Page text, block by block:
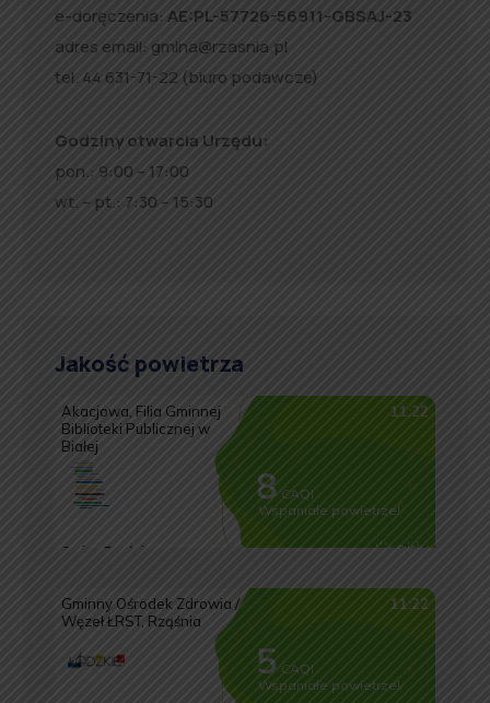
e-doręczenia: AE:PL-57726-56911-GBSAJ-23
adres email: gmina@rzasnia.pl
tel. 44 631-71-22 (biuro podawcze)
Godziny otwarcia Urzędu:
pon.: 9:00 – 17:00
wt. – pt.: 7:30 – 15:30
Jakość powietrza